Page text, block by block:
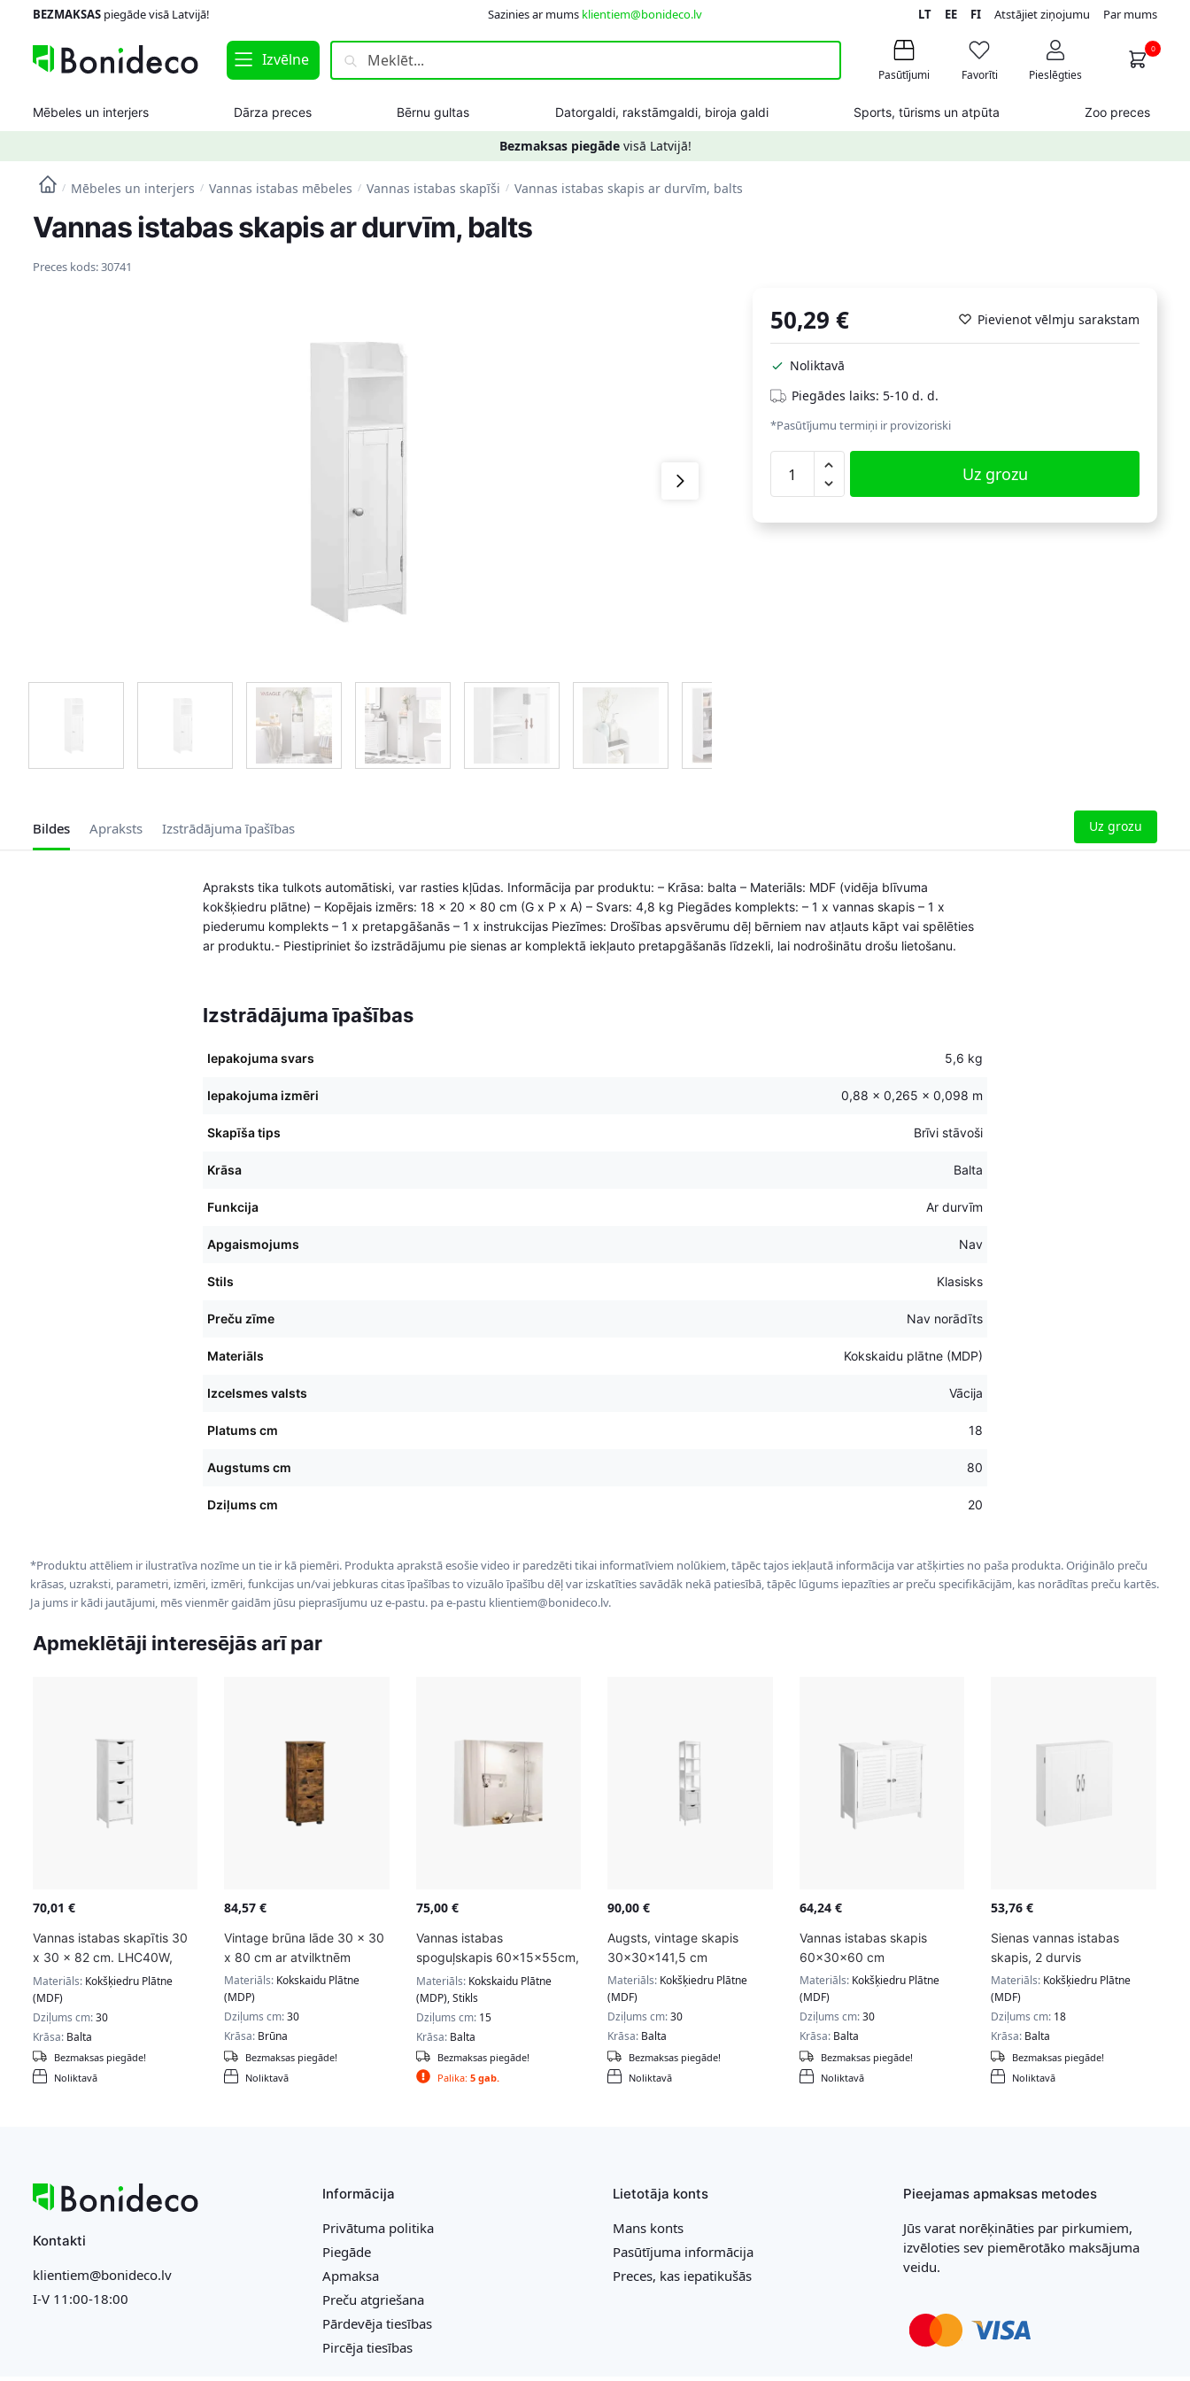
navigation
content
BEZMAKSASpiegāde visā Latvijā! Sazinies ar mums klientiem@bonideco.lv LT EE FIAtstājiet ziņojumu Par mums
Izvēlne
Meklēt:
Pasūtījumi Favorīti Pieslēgties
0
Mēbeles un interjers Dārza preces Bērnu gultas Datorgaldi, rakstāmgaldi, biroja galdi Sports, tūrisms un atpūta Zoo preces
Bezmaksas piegādevisā Latvijā!
/ Mēbeles un interjers / Vannas istabas mēbeles / Vannas istabas skapīši / Vannas istabas skapis ar durvīm, balts
Vannas istabas skapis ar durvīm, balts
Preces kods:30741
50,29 € Pievienot vēlmju sarakstam
Noliktavā
Piegādes laiks: 5-10 d. d.
*Pasūtījumu termiņi ir provizoriski
istabas
skapis
Uz grozu
Bildes Apraksts Izstrādājuma īpašības Uz grozu
Apraksts tika tulkots automātiski, var rasties kļūdas. Informācija par produktu: – Krāsa: balta – Materiāls: MDF (vidēja blīvuma
kokšķiedru plātne) – Kopējais izmērs: 18 x 20 x 80 cm (G x P x A) – Svars: 4,8 kg Piegādes komplekts: – 1 x vannas skapis – 1 x
piederumu komplekts – 1 x pretapgāšanās – 1 x instrukcijas Piezīmes: Drošības apsvērumu dēļ bērniem nav atļauts kāpt vai spēlēties
ar produktu.- Piestipriniet šo izstrādājumu pie sienas ar komplektā iekļauto pretapgāšanās līdzekli, lai nodrošinātu drošu lietošanu.
Izstrādājuma īpašības
Iepakojuma svars 5,6 kg
Iepakojuma izmēri 0,88 × 0,265 × 0,098 m
Skapīša tips Brīvi stāvoši
Krāsa Balta
Funkcija Ar durvīm
Apgaismojums Nav
Stils Klasisks
Preču zīme Nav norādīts
Materiāls Kokskaidu plātne (MDP)
Izcelsmes valsts Vācija
Platums cm 18
Augstums cm 80
Dziļums cm 20
*Produktu attēliem ir ilustratīva nozīme un tie ir kā piemēri. Produkta aprakstā esošie video ir paredzēti tikai informatīviem nolūkiem, tāpēc tajos iekļautā informācija var atšķirties no paša produkta. Oriģinālo preču
krāsas, uzraksti, parametri, izmēri, izmēri, funkcijas un/vai jebkuras citas īpašības to vizuālo īpašību dēļ var izskatīties savādāk nekā patiesībā, tāpēc lūgums iepazīties ar preču specifikācijām, kas norādītas preču kartēs.
Ja jums ir kādi jautājumi, mēs vienmēr gaidām jūsu pieprasījumu uz e-pastu. pa e-pastu klientiem@bonideco.lv.
Apmeklētāji interesējās arī par
70,01 €
Vannas istabas skapītis 30
x 30 x 82 cm. LHC40W,
balts
Materiāls: Kokšķiedru Plātne
(MDF)
Dziļums cm:30
Krāsa: Balta
Noliktavā
Bezmaksas piegāde!
84,57€
Vintage brūna lāde 30 x 30
x 80 cm ar atvilktnēm
Materiāls: Kokskaidu Plātne
(MDP)
Dziļums cm:30
Krāsa: Brūna
Noliktavā
Bezmaksas piegāde!
75,00 €
Vannas istabas
spoguļskapis 60x15x55cm,
balts
Materiāls: Kokskaidu Plātne
(MDP), Stikls
Dziļums cm: 15
Krāsa: Balta
Palika: 5 gab.
Bezmaksas piegāde!
90,00€
Augsts, vintage skapis
30x30x141,5 cm
Materiāls: Kokšķiedru Plātne
(MDF)
Dziļums cm:30
Krāsa: Balta
Noliktavā
Bezmaksas piegāde!
64,24 €
Vannas istabas skapis
60x30x60 cm
Materiāls: Kokšķiedru Plātne
(MDF)
Dziļums cm:30
Krāsa: Balta
Noliktavā
Bezmaksas piegāde!
53,76€
Sienas vannas istabas
skapis, 2 durvis
Materiāls: Kokšķiedru Plātne
(MDF)
Dziļums cm: 18
Krāsa: Balta
Noliktavā
Bezmaksas piegāde!
Kontakti
klientiem@bonideco.lv
I-V 11:00-18:00
Informācija
Privātuma politika
Piegāde
Apmaksa
Preču atgriešana
Pārdevēja tiesības
Pircēja tiesības
Lietotāja konts
Mans konts
Pasūtījuma informācija
Preces, kas iepatikušās
Pieejamas apmaksas metodes
Jūs varat norēķināties par pirkumiem,
izvēloties sev piemērotāko maksājuma
veidu.